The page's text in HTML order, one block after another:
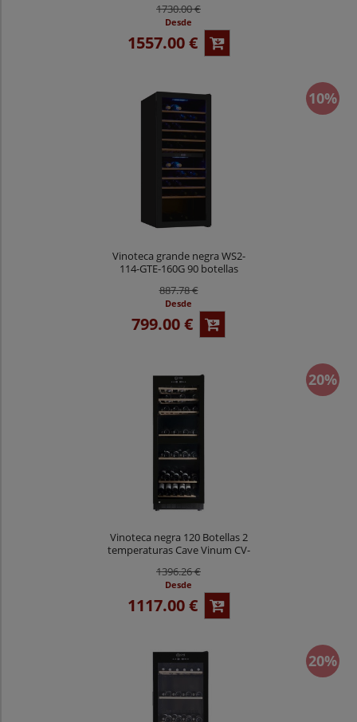
1730.00 €
Desde
1557.00 €
10%
Vinoteca grande negra WS2-
114-GTE-160G 90 botellas
887.78 €
Desde
799.00 €
20%
Vinoteca negra 120 Botellas 2
temperaturas Cave Vinum CV-
1396.26 €
Desde
1117.00 €
20%